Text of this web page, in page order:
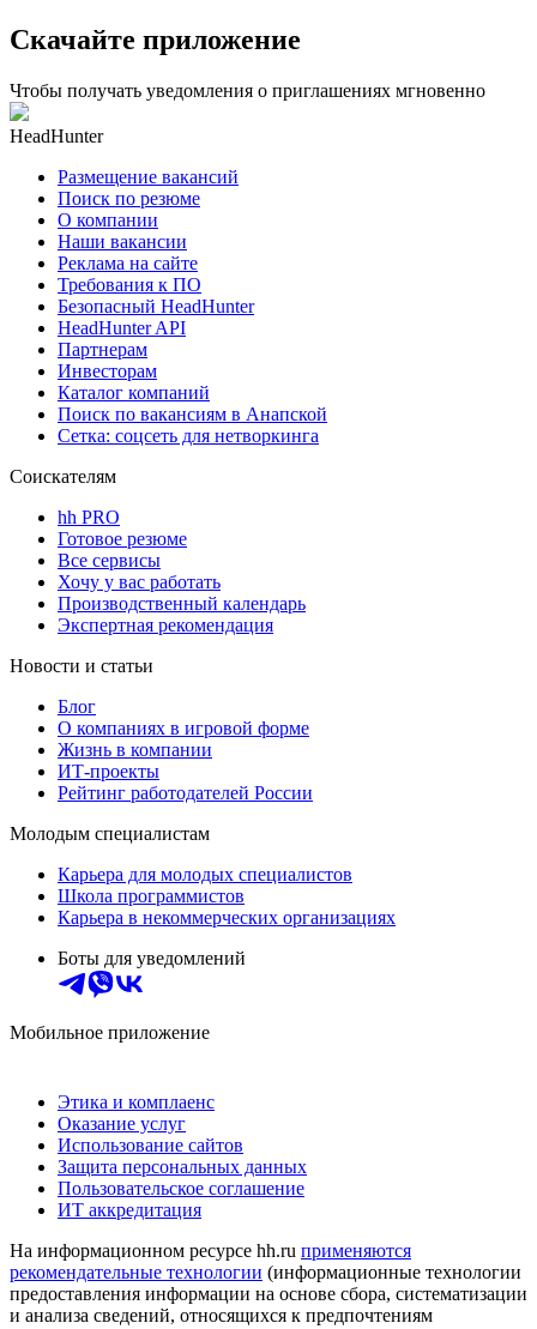
Скачайте приложение
Чтобы получать уведомления о приглашениях мгновенно
HeadHunter
Размещение вакансий
Поиск по резюме
О компании
Наши вакансии
Реклама на сайте
Требования к ПО
Безопасный HeadHunter
HeadHunter API
Партнерам
Инвесторам
Каталог компаний
Поиск по вакансиям в Анапской
Сетка: соцсеть для нетворкинга
Соискателям
hh PRO
Готовое резюме
Все сервисы
Хочу у вас работать
Производственный календарь
Экспертная рекомендация
Новости и статьи
Блог
О компаниях в игровой форме
Жизнь в компании
ИТ-проекты
Рейтинг работодателей России
Молодым специалистам
Карьера для молодых специалистов
Школа программистов
Карьера в некоммерческих организациях
Боты для уведомлений
Мобильное приложение
Этика и комплаенс
Оказание услуг
Использование сайтов
Защита персональных данных
Пользовательское соглашение
ИТ аккредитация
На информационном ресурсе hh.ru применяются
рекомендательные технологии (информационные технологии
предоставления информации на основе сбора, систематизации
и анализа сведений, относящихся к предпочтениям